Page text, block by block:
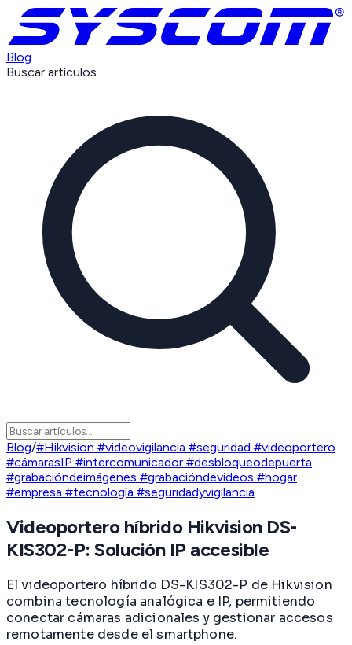
Blog
Buscar artículos
Blog/#Hikvision #videovigilancia #seguridad #videoportero
#cámarasIP #intercomunicador #desbloqueodepuerta
#grabacióndeimágenes #grabacióndevideos #hogar
#empresa #tecnología #seguridadyvigilancia
Videoportero híbrido Hikvision DS-
KIS302-P: Solución IP accesible
El videoportero híbrido DS-KIS302-P de Hikvision
combina tecnología analógica e IP, permitiendo
conectar cámaras adicionales y gestionar accesos
remotamente desde el smartphone.